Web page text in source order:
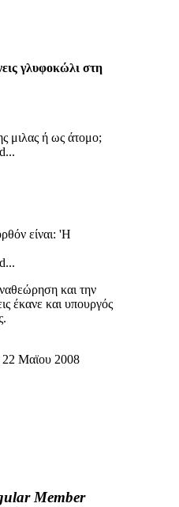
γλυφοκώλι στη
μιλας ή ως άτομο;
είναι: 'Η
και την
έκανε και υπουργός
22 Μαϊου 2008
Member